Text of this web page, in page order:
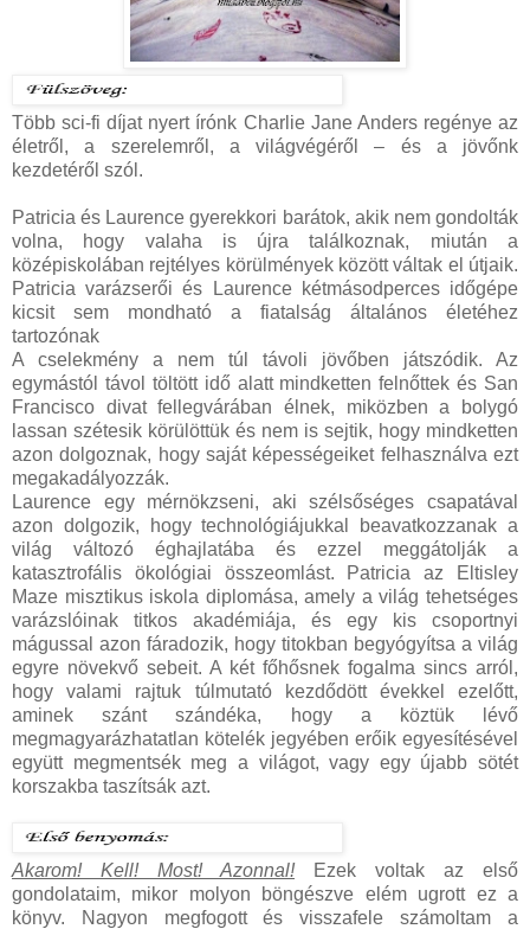
Több ​sci-fi díjat nyert írónk Charlie Jane Anders regénye az
életről, a szerelemről, a világvégéről – és a jövőnk
kezdetéről szól.
Patricia és Laurence gyerekkori barátok, akik nem gondolták
volna, hogy valaha is újra találkoznak, miután a
középiskolában rejtélyes körülmények között váltak el útjaik.
Patricia varázserői és Laurence kétmásodperces időgépe
kicsit sem mondható a fiatalság általános életéhez
tartozónak
A cselekmény a nem túl távoli jövőben játszódik. Az
egymástól távol töltött idő alatt mindketten felnőttek és San
Francisco divat fellegvárában élnek, miközben a bolygó
lassan szétesik körülöttük és nem is sejtik, hogy mindketten
azon dolgoznak, hogy saját képességeiket felhasználva ezt
megakadályozzák.
Laurence egy mérnökzseni, aki szélsőséges csapatával
azon dolgozik, hogy technológiájukkal beavatkozzanak a
világ változó éghajlatába és ezzel meggátolják a
katasztrofális ökológiai összeomlást. Patricia az Eltisley
Maze misztikus iskola diplomása, amely a világ tehetséges
varázslóinak titkos akadémiája, és egy kis csoportnyi
mágussal azon fáradozik, hogy titokban begyógyítsa a világ
egyre növekvő sebeit. A két főhősnek fogalma sincs arról,
hogy valami rajtuk túlmutató kezdődött évekkel ezelőtt,
aminek szánt szándéka, hogy a köztük lévő
megmagyarázhatatlan kötelék jegyében erőik egyesítésével
együtt megmentsék meg a világot, vagy egy újabb sötét
korszakba taszítsák azt.
Akarom! Kell! Most! Azonnal!Ezek voltak az első
gondolataim, mikor molyon böngészve elém ugrott ez a
könyv. Nagyon megfogott és visszafele számoltam a